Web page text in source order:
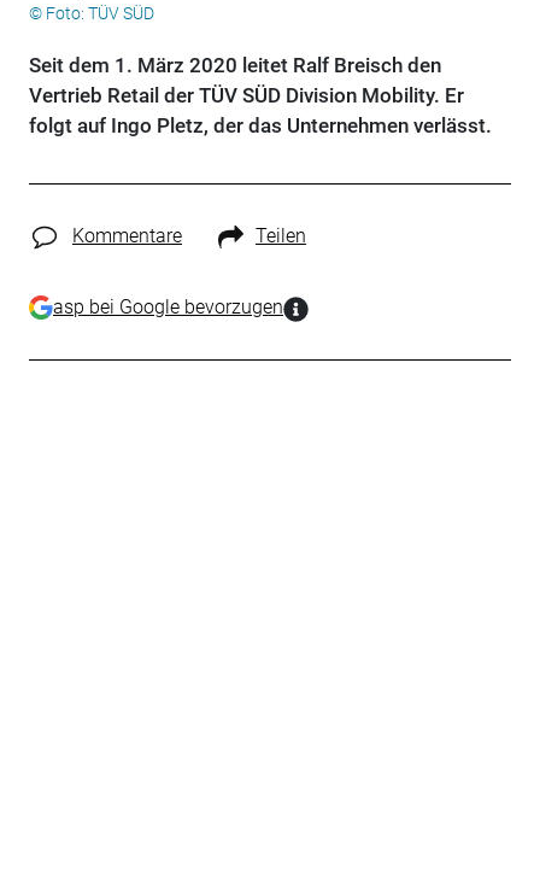
© Foto: TÜV SÜD
Seit dem 1. März 2020 leitet Ralf Breisch den
Vertrieb Retail der TÜV SÜD Division Mobility. Er
folgt auf Ingo Pletz, der das Unternehmen verlässt.
Kommentare Teilen
asp bei Google bevorzugen